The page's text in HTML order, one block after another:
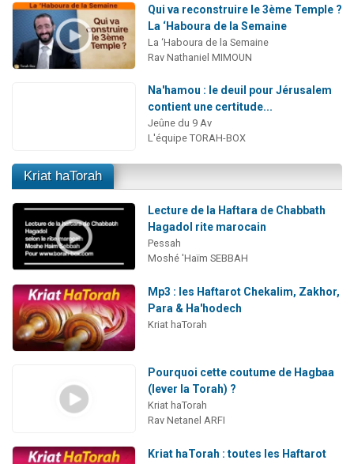
Qui va reconstruire le 3ème Temple ?
La ‘Haboura de la Semaine
La ‘Haboura de la Semaine
Rav Nathaniel MIMOUN
Na'hamou : le deuil pour Jérusalem
contient une certitude...
Jeûne du 9 Av
L'équipe TORAH-BOX
Kriat haTorah
Lecture de la Haftara de Chabbath
Hagadol rite marocain
Pessah
Moshé 'Haïm SEBBAH
Mp3 : les Haftarot Chekalim, Zakhor,
Para & Ha'hodech
Kriat haTorah
Pourquoi cette coutume de Hagbaa
(lever la Torah) ?
Kriat haTorah
Rav Netanel ARFI
Kriat haTorah : toutes les Haftarot